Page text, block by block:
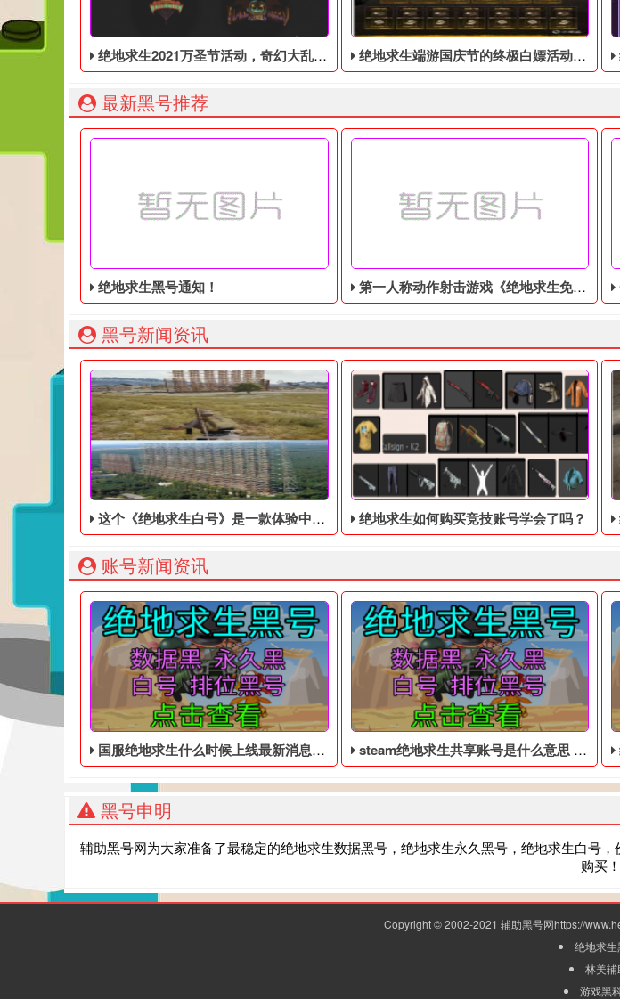
绝地求生2021万圣节活动，奇幻大乱斗回归，还有新皮肤和新地图 绝地求生端游国庆节的终极白嫖活动，活动的时间是9月28号到10月10号
最新黑号推荐
绝地求生黑号通知！ 第一人称动作射击游戏《绝地求生免费辅助》今日登陆主机平台
黑号新闻资讯
这个《绝地求生白号》是一款体验中世纪农场管理的模拟游戏！玩家将成为一名农民 绝地求生如何购买竞技账号学会了吗？
账号新闻资讯
国服绝地求生什么时候上线最新消息 - 吃鸡低价的永久黑号 steam绝地求生共享账号是什么意思 - 大逃杀便宜的黑号
黑号申明
辅助黑号网为大家准备了最稳定的绝地求生数据黑号，绝地求生永久黑号，绝地求生白号
购买！
Copyright © 2002-2021 辅助黑号网https://
绝地求生
林美辅
游戏黑